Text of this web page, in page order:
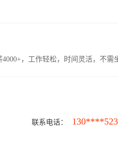
，工作轻松，时间灵活，不需
联系电话：